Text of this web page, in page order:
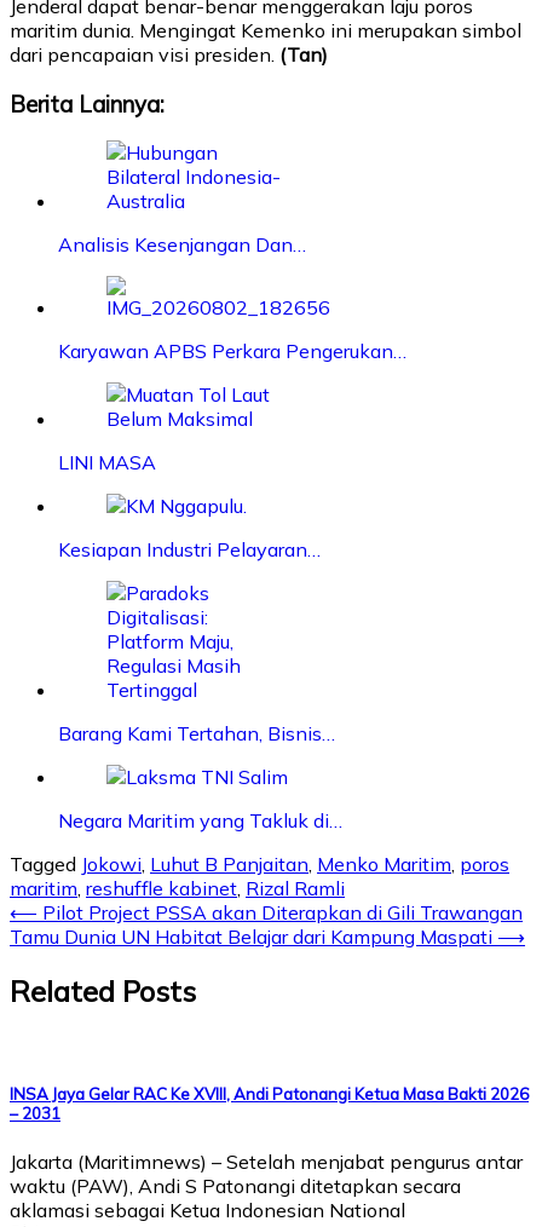
Jenderal dapat benar-benar menggerakan laju poros
maritim dunia. Mengingat Kemenko ini merupakan simbol
dari pencapaian visi presiden. (Tan)
Berita Lainnya:
Analisis Kesenjangan Dan…
Karyawan APBS Perkara Pengerukan…
LINI MASA
Kesiapan Industri Pelayaran…
Barang Kami Tertahan, Bisnis…
Negara Maritim yang Takluk di…
Tagged Jokowi, Luhut B Panjaitan, Menko Maritim, poros
maritim, reshuffle kabinet, Rizal Ramli
Post
navigation
⟵ Pilot Project PSSA akan Diterapkan di Gili Trawangan
Tamu Dunia UN Habitat Belajar dari Kampung Maspati ⟶
Related Posts
INSA Jaya Gelar RAC Ke XVIII, Andi Patonangi Ketua Masa Bakti 2026
– 2031
Jakarta (Maritimnews) – Setelah menjabat pengurus antar
waktu (PAW), Andi S Patonangi ditetapkan secara
aklamasi sebagai Ketua Indonesian National